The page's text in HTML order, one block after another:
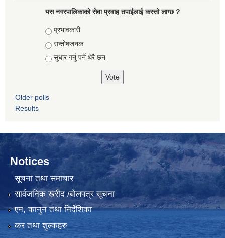
यस नगरपालिकाको सेवा प्रवाह तपाईलाई कस्तो लाग्छ ?
Choices
प्रभावकारी
सन्तोषजनक
सुधार गर्नु पर्ने धेरै छन
Older polls
Results
Notices
सूचना तथा समाचार
सार्वजनिक खरीद /बोलपत्र सूचना
एन, कानुन तथा निर्देशिका
कर तथा शुल्कहरु